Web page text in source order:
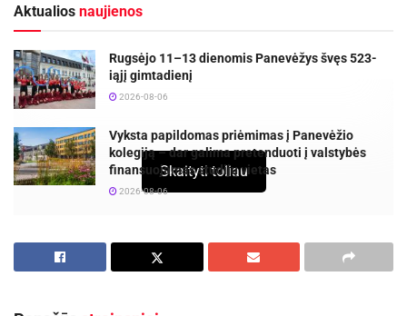
Aktualios naujienos
Rugsėjo 11–13 dienomis Panevėžys švęs 523-
iąjį gimtadienį
2026-08-06
Vyksta papildomas priėmimas į Panevėžio
kolegiją – dar galima pretenduoti į valstybės
finansuojamas studijų vietas
2026-08-06
Šeštadienį sostinėje vyko Vilniaus miesto
lengvosios atletikos taurė, subūrusi jaunuosius
Skaityti toliau